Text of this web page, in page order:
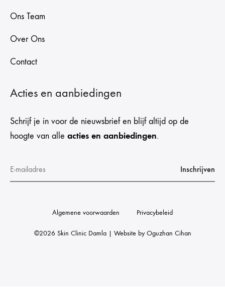
Ons Team
Over Ons
Contact
Acties en aanbiedingen
Schrijf je in voor de nieuwsbrief en blijf altijd op de
hoogte van alle acties en aanbiedingen.
©2026 Skin Clinic Damla | Website byOguzhan Cihan
Algemene voorwaarden Privacybeleid